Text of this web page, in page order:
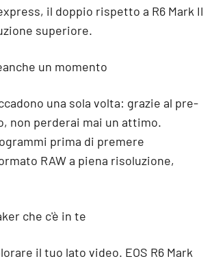
il doppio rispetto a R6 Mark II
superiore.
un momento
una sola volta: grazie al pre-
non perderai mai un attimo.
prima di premere
RAW a piena risoluzione,
che c'è in te
il tuo lato video. EOS R6 Mark